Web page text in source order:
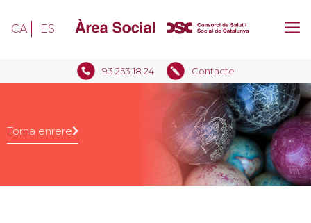
93 253 18 24 Contacte
CA ES
Torna enrere